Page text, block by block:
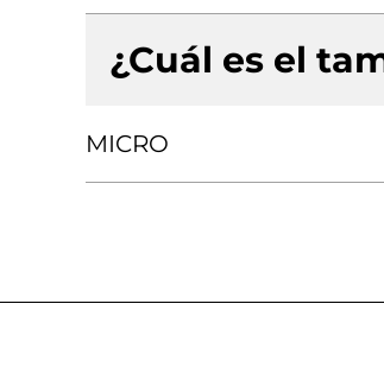
¿Cuál es el
MICRO